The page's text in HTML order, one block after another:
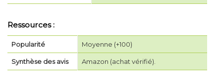
Ressources :
Popularité Moyenne (+100)
Synthèse des avis Amazon (achat vérifié).